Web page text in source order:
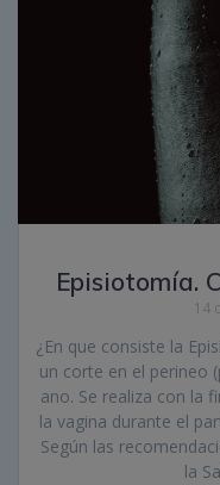
Episiotomía.
14
¿En que consiste la
un corte en el perineo
ano. Se realiza con la
la vagina durante el
Según las
la